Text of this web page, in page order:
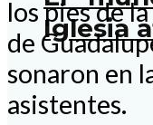
Iglesia
los pies de
de
sonaron en
asistentes.